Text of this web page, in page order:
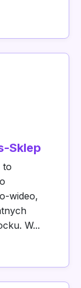
Sklep
to
wideo,
W...